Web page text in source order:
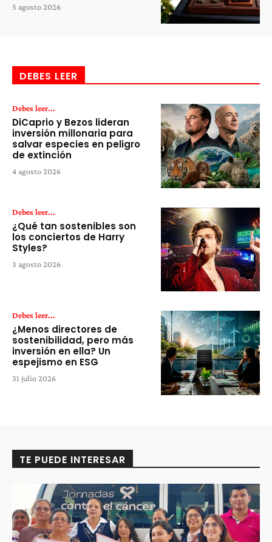
5 agosto 2026
DEBES LEER
Debes leer...
DiCaprio y Bezos lideran
inversión millonaria para
salvar especies en peligro
de extinción
4 agosto 2026
Debes leer...
¿Qué tan sostenibles son
los conciertos de Harry
Styles?
3 agosto 2026
Debes leer...
¿Menos directores de
sostenibilidad, pero más
inversión en ella? Un
espejismo en ESG
31 julio 2026
TE PUEDE INTERESAR